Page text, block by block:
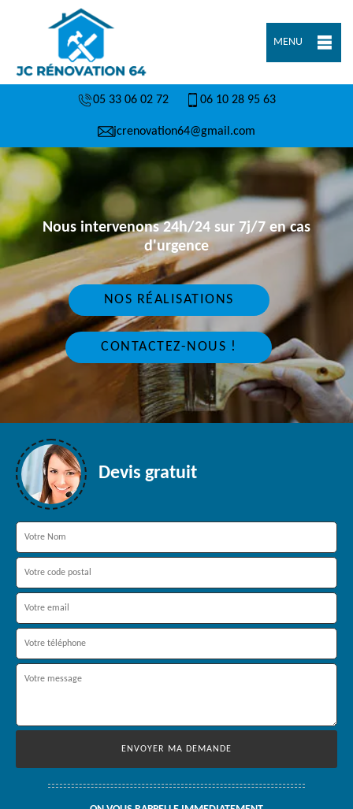
MENU
05 33 06 02 72 06 10 28 95 63
jcrenovation64@gmail.com
Nous intervenons 24h/24 sur 7j/7 en cas
d'urgence
NOS RÉALISATIONS
CONTACTEZ-NOUS !
Devis gratuit